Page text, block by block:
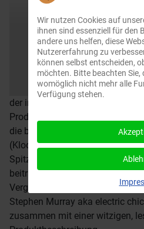
der inhaltlichen Aussage- eine
Produktwerbung und
die bunten iMacs und Clamshell
(Klodeckel) war einer der
Spitznamen für das neue iBook,
beitragen, dass das
Vergessenheit geraten wird.
Stephen Murray aka electric
zusammen mit einer witzigen,
Wir nutzen Cookies auf
ihnen sind essenziell für den
andere uns helfen, diese
Nutzererfahrung zu
können selbst entscheiden,
möchten. Bitte beachten Sie,
womöglich nicht mehr alle
Verfügung stehen.